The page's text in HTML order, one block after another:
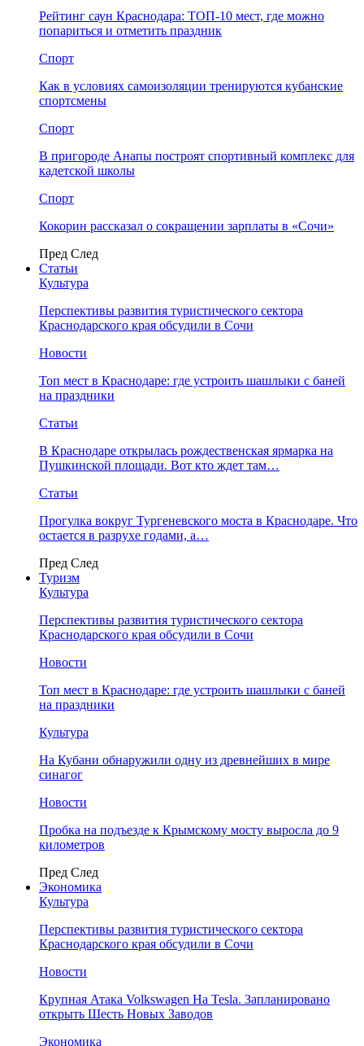
Рейтинг саун Краснодара: ТОП-10 мест, где можно
попариться и отметить праздник
Спорт
Как в условиях самоизоляции тренируются кубанские
спортсмены
Спорт
В пригороде Анапы построят спортивный комплекс для
кадетской школы
Спорт
Кокорин рассказал о сокращении зарплаты в «Сочи»
Пред След
Статьи
Культура
Перспективы развития туристического сектора
Краснодарского края обсудили в Сочи
Новости
Топ мест в Краснодаре: где устроить шашлыки с баней
на праздники
Статьи
В Краснодаре открылась рождественская ярмарка на
Пушкинской площади. Вот кто ждет там…
Статьи
Прогулка вокруг Тургеневского моста в Краснодаре. Что
остается в разрухе годами, а…
Пред След
Туризм
Культура
Перспективы развития туристического сектора
Краснодарского края обсудили в Сочи
Новости
Топ мест в Краснодаре: где устроить шашлыки с баней
на праздники
Культура
На Кубани обнаружили одну из древнейших в мире
синагог
Новости
Пробка на подъезде к Крымскому мосту выросла до 9
километров
Пред След
Экономика
Культура
Перспективы развития туристического сектора
Краснодарского края обсудили в Сочи
Новости
Крупная Атака Volkswagen На Tesla. Запланировано
открыть Шесть Новых Заводов
Экономика